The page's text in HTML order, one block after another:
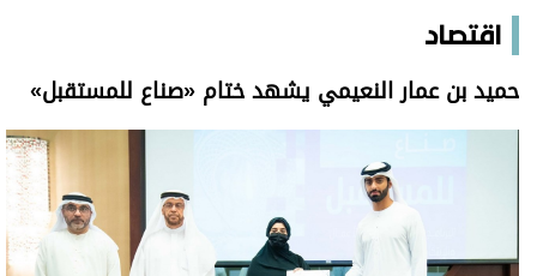
اقتصاد
حميد بن عمار النعيمي يشهد ختام «صناع للمستقبل»